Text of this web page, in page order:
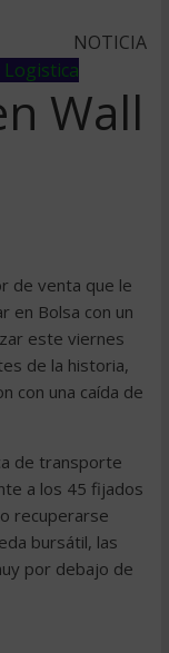
NOTICIA
Wall
de venta que le
en Bolsa con un
este viernes
de la historia,
con una caída de
de transporte
a los 45 fijados
recuperarse
bursátil, las
por debajo de